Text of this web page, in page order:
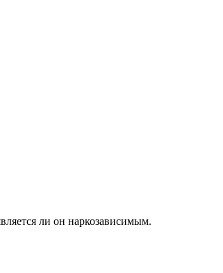
ли он наркозависимым.